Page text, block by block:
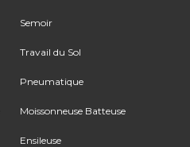
Semoir
Travail du Sol
Pneumatique
Moissonneuse Batteuse
Ensileuse